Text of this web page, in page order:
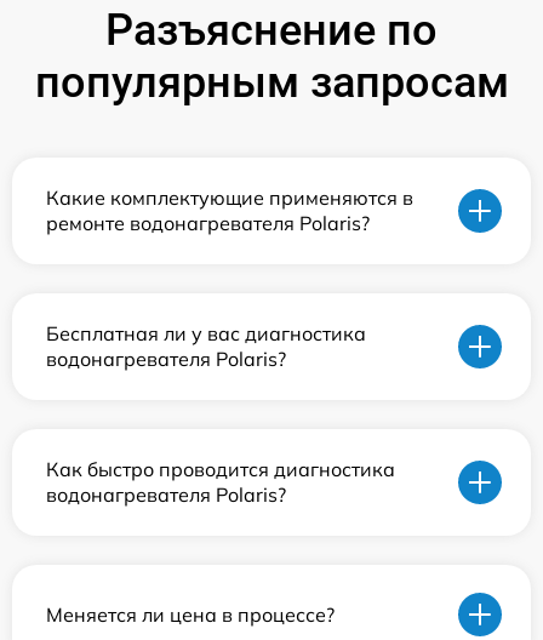
Разъяснение по
популярным запросам
Какие комплектующие применяются в
ремонте водонагревателя Polaris?
Бесплатная ли у вас диагностика
водонагревателя Polaris?
Как быстро проводится диагностика
водонагревателя Polaris?
Меняется ли цена в процессе?